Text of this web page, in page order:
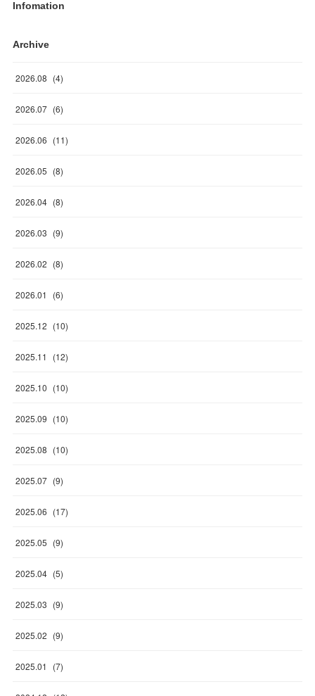
Infomation
Archive
2026.08 (4)
2026.07 (6)
2026.06 (11)
2026.05 (8)
2026.04 (8)
2026.03 (9)
2026.02 (8)
2026.01 (6)
2025.12 (10)
2025.11 (12)
2025.10 (10)
2025.09 (10)
2025.08 (10)
2025.07 (9)
2025.06 (17)
2025.05 (9)
2025.04 (5)
2025.03 (9)
2025.02 (9)
2025.01 (7)